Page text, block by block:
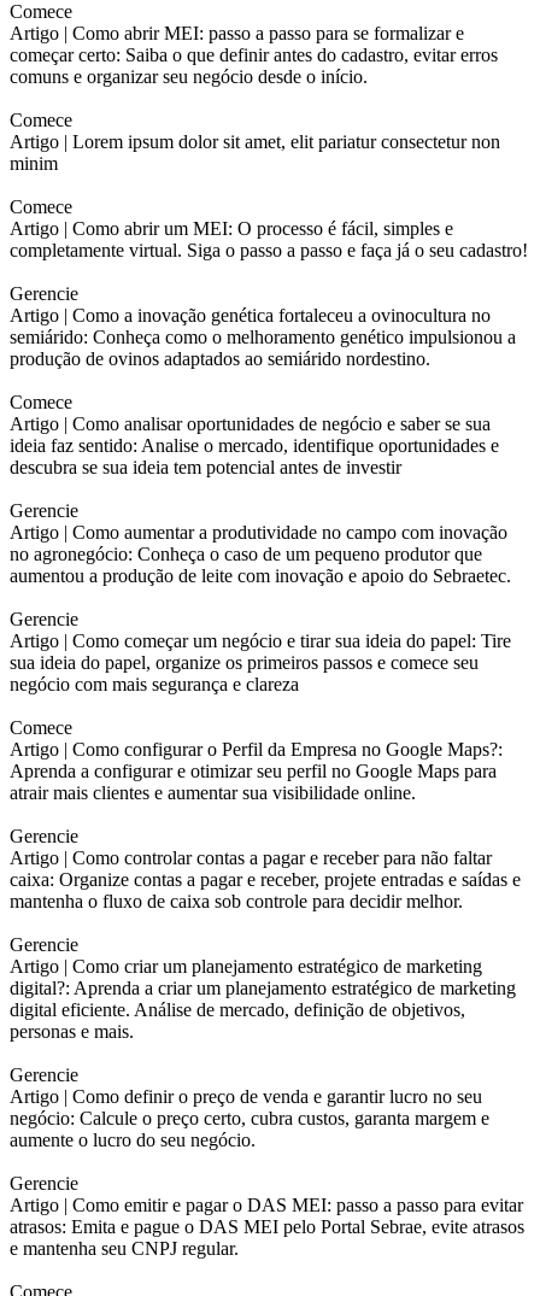
Comece
Artigo | Como abrir MEI: passo a passo para se formalizar e
começar certo: Saiba o que definir antes do cadastro, evitar erros
comuns e organizar seu negócio desde o início.
Comece
Artigo | Lorem ipsum dolor sit amet, elit pariatur consectetur non
minim
Comece
Artigo | Como abrir um MEI: O processo é fácil, simples e
completamente virtual. Siga o passo a passo e faça já o seu cadastro!
Gerencie
Artigo | Como a inovação genética fortaleceu a ovinocultura no
semiárido: Conheça como o melhoramento genético impulsionou a
produção de ovinos adaptados ao semiárido nordestino.
Comece
Artigo | Como analisar oportunidades de negócio e saber se sua
ideia faz sentido: Analise o mercado, identifique oportunidades e
descubra se sua ideia tem potencial antes de investir
Gerencie
Artigo | Como aumentar a produtividade no campo com inovação
no agronegócio: Conheça o caso de um pequeno produtor que
aumentou a produção de leite com inovação e apoio do Sebraetec.
Gerencie
Artigo | Como começar um negócio e tirar sua ideia do papel: Tire
sua ideia do papel, organize os primeiros passos e comece seu
negócio com mais segurança e clareza
Comece
Artigo | Como configurar o Perfil da Empresa no Google Maps?:
Aprenda a configurar e otimizar seu perfil no Google Maps para
atrair mais clientes e aumentar sua visibilidade online.
Gerencie
Artigo | Como controlar contas a pagar e receber para não faltar
caixa: Organize contas a pagar e receber, projete entradas e saídas e
mantenha o fluxo de caixa sob controle para decidir melhor.
Gerencie
Artigo | Como criar um planejamento estratégico de marketing
digital?: Aprenda a criar um planejamento estratégico de marketing
digital eficiente. Análise de mercado, definição de objetivos,
personas e mais.
Gerencie
Artigo | Como definir o preço de venda e garantir lucro no seu
negócio: Calcule o preço certo, cubra custos, garanta margem e
aumente o lucro do seu negócio.
Gerencie
Artigo | Como emitir e pagar o DAS MEI: passo a passo para evitar
atrasos: Emita e pague o DAS MEI pelo Portal Sebrae, evite atrasos
e mantenha seu CNPJ regular.